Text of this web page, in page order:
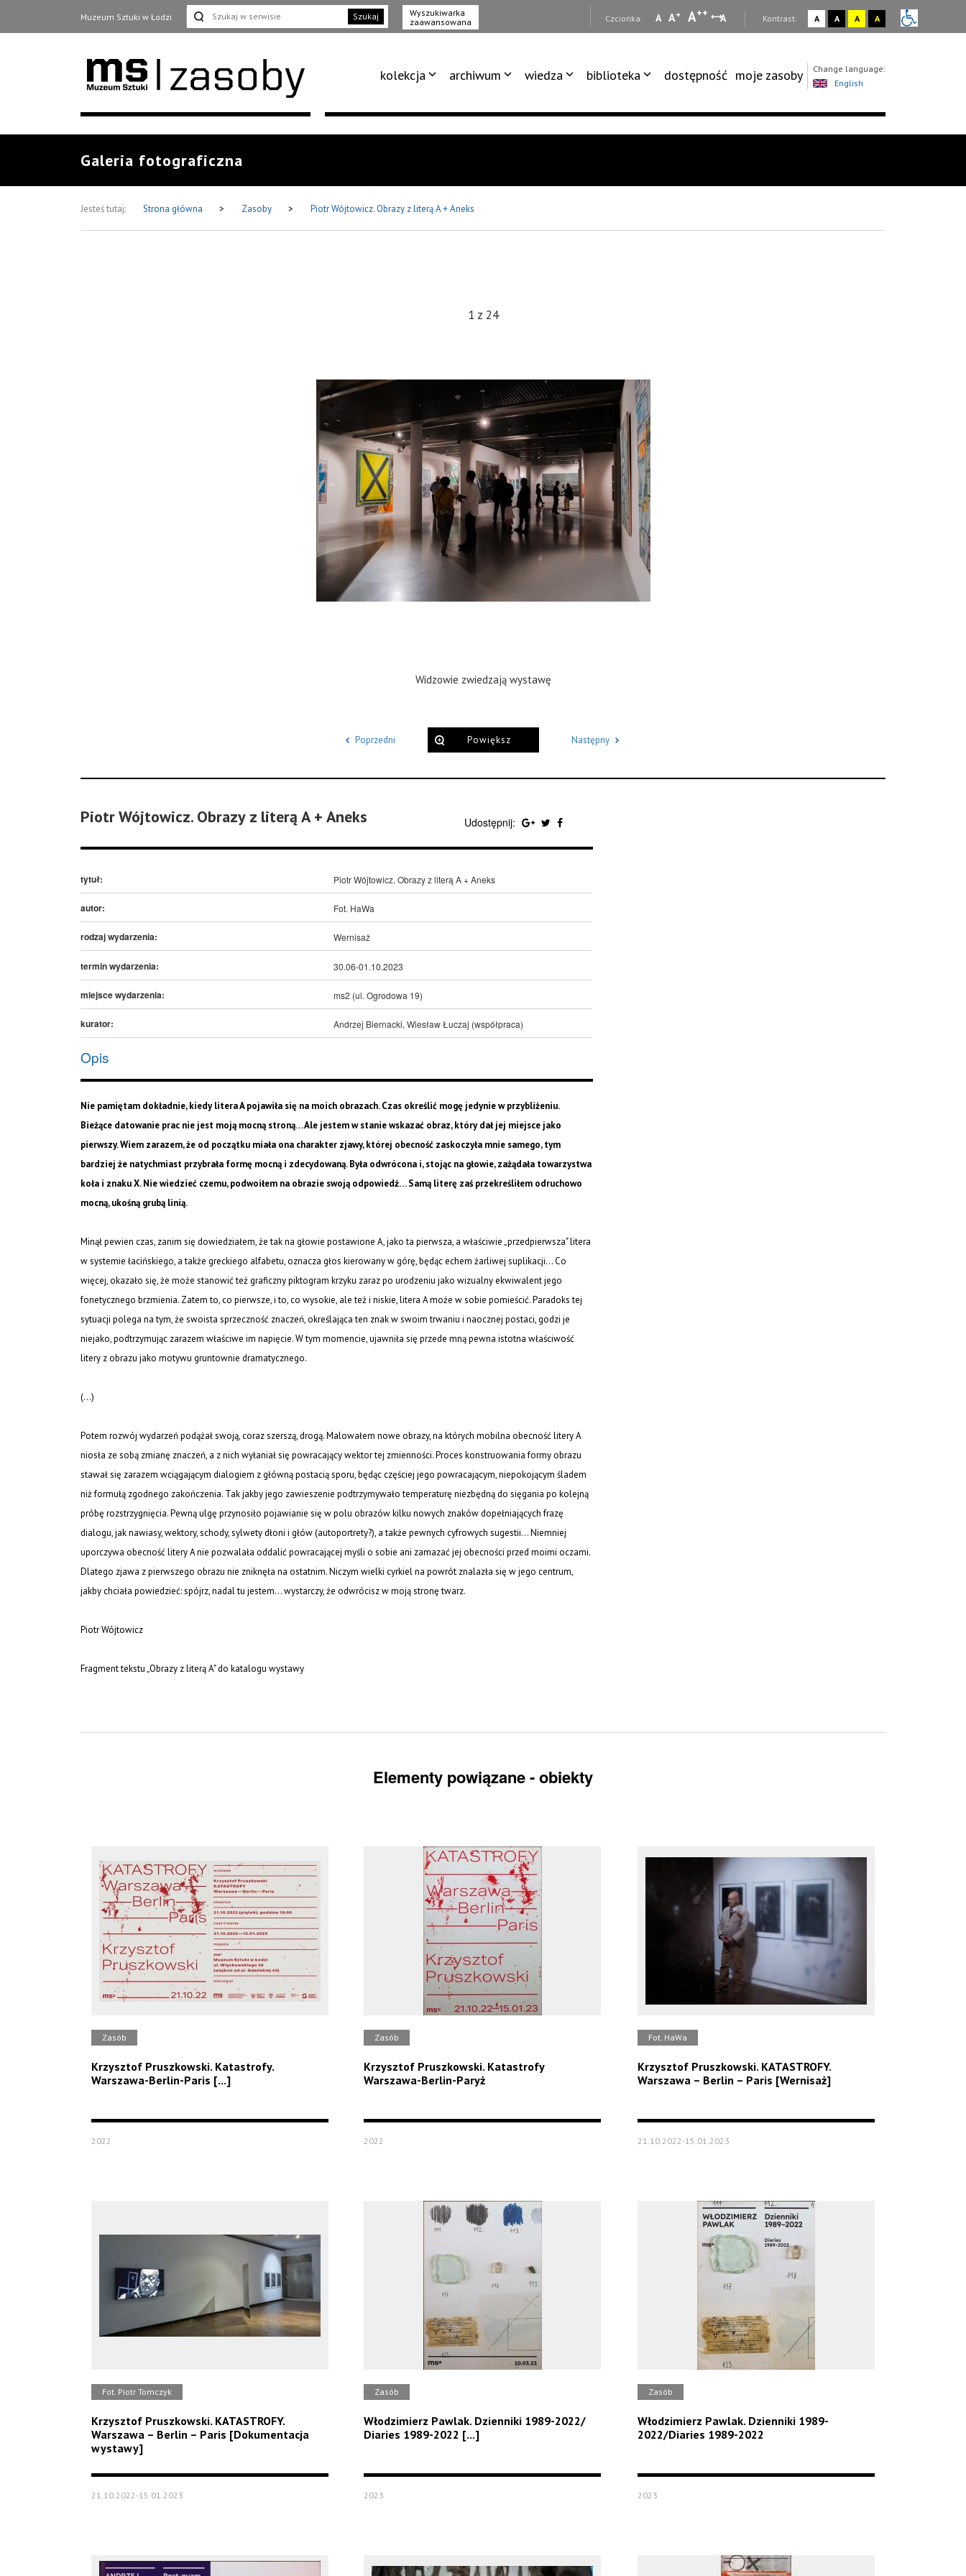
Muzeum Sztuki w Łodzi Szukaj
Wyszukiwarka
zaawansowana
Czcionka: A A+ A++ A Kontrast: A A A A
kolekcja archiwum wiedza biblioteka dostępność moje zasoby
Change language:
English
Galeria fotograficzna
Jesteś tutaj: Strona główna > Zasoby > Piotr Wójtowicz. Obrazy z literą A + Aneks
1 z 24
Widzowie zwiedzają wystawę
Poprzedni Powiększ Następny
Piotr Wójtowicz. Obrazy z literą A + Aneks Udostępnij:
tytuł: Piotr Wójtowicz. Obrazy z literą A + Aneks
autor: Fot. HaWa
rodzaj wydarzenia: Wernisaż
termin wydarzenia: 30.06-01.10.2023
miejsce wydarzenia: ms2 (ul. Ogrodowa 19)
kurator: Andrzej Biernacki, Wiesław Łuczaj (współpraca)
Opis
Nie pamiętam dokładnie, kiedy litera A pojawiła się na moich obrazach. Czas określić mogę jedynie w przybliżeniu.
Bieżące datowanie prac nie jest moją mocną stroną… Ale jestem w stanie wskazać obraz, który dał jej miejsce jako
pierwszy. Wiem zarazem, że od początku miała ona charakter zjawy, której obecność zaskoczyła mnie samego, tym
bardziej że natychmiast przybrała formę mocną i zdecydowaną. Była odwrócona i, stojąc na głowie, zażądała towarzystwa
koła i znaku X. Nie wiedzieć czemu, podwoiłem na obrazie swoją odpowiedź… Samą literę zaś przekreśliłem odruchowo
mocną, ukośną grubą linią.
Minął pewien czas, zanim się dowiedziałem, że tak na głowie postawione A, jako ta pierwsza, a właściwie „przedpierwsza" litera
w systemie łacińskiego, a także greckiego alfabetu, oznacza głos kierowany w górę, będąc echem żarliwej suplikacji… Co
więcej, okazało się, że może stanowić też graficzny piktogram krzyku zaraz po urodzeniu jako wizualny ekwiwalent jego
fonetycznego brzmienia. Zatem to, co pierwsze, i to, co wysokie, ale też i niskie, litera A może w sobie pomieścić. Paradoks tej
sytuacji polega na tym, że swoista sprzeczność znaczeń, określająca ten znak w swoim trwaniu i naocznej postaci, godzi je
niejako, podtrzymując zarazem właściwe im napięcie. W tym momencie, ujawniła się przede mną pewna istotna właściwość
litery z obrazu jako motywu gruntownie dramatycznego.
(…)
Potem rozwój wydarzeń podążał swoją, coraz szerszą, drogą. Malowałem nowe obrazy, na których mobilna obecność litery A
niosła ze sobą zmianę znaczeń, a z nich wyłaniał się powracający wektor tej zmienności. Proces konstruowania formy obrazu
stawał się zarazem wciągającym dialogiem z główną postacią sporu, będąc częściej jego powracającym, niepokojącym śladem
niż formułą zgodnego zakończenia. Tak jakby jego zawieszenie podtrzymywało temperaturę niezbędną do sięgania po kolejną
próbę rozstrzygnięcia. Pewną ulgę przynosiło pojawianie się w polu obrazów kilku nowych znaków dopełniających frazę
dialogu, jak nawiasy, wektory, schody, sylwety dłoni i głów (autoportrety?), a także pewnych cyfrowych sugestii… Niemniej
uporczywa obecność litery A nie pozwalała oddalić powracającej myśli o sobie ani zamazać jej obecności przed moimi oczami.
Dlatego zjawa z pierwszego obrazu nie zniknęła na ostatnim. Niczym wielki cyrkiel na powrót znalazła się w jego centrum,
jakby chciała powiedzieć: spójrz, nadal tu jestem… wystarczy, że odwrócisz w moją stronę twarz.
Piotr Wójtowicz
Fragment tekstu „Obrazy z literą A" do katalogu wystawy
Elementy powiązane - obiekty
Zasób
Krzysztof Pruszkowski. Katastrofy.
Warszawa-Berlin-Paris [...]
2022
Zasób
Krzysztof Pruszkowski. Katastrofy
Warszawa-Berlin-Paryż
2022
Fot. HaWa
Krzysztof Pruszkowski. KATASTROFY.
Warszawa – Berlin – Paris [Wernisaż]
21.10.2022-15.01.2023
Fot. Piotr Tomczyk
Krzysztof Pruszkowski. KATASTROFY.
Warszawa – Berlin – Paris [Dokumentacja
wystawy]
21.10.2022-15.01.2023
Zasób
Włodzimierz Pawlak. Dzienniki 1989-2022/
Diaries 1989-2022 [...]
2023
Zasób
Włodzimierz Pawlak. Dzienniki 1989-
2022/Diaries 1989-2022
2023